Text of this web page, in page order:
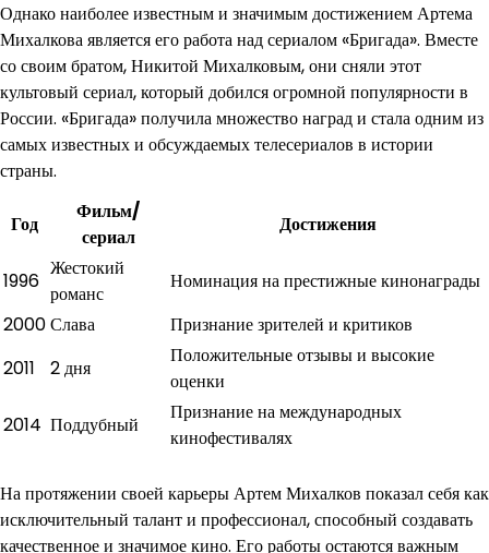
Однако наиболее известным и значимым достижением Артема
Михалкова является его работа над сериалом «Бригада». Вместе
со своим братом, Никитой Михалковым, они сняли этот
культовый сериал, который добился огромной популярности в
России. «Бригада» получила множество наград и стала одним из
самых известных и обсуждаемых телесериалов в истории
страны.
Год
Фильм/
сериал
Достижения
1996
Жестокий
романс
Номинация на престижные кинонаграды
2000Слава
Признание зрителей и критиков
2011
2 дня
Положительные отзывы и высокие
оценки
2014 Поддубный
Признание на международных
кинофестивалях
На протяжении своей карьеры Артем Михалков показал себя как
исключительный талант и профессионал, способный создавать
качественное и значимое кино. Его работы остаются важным